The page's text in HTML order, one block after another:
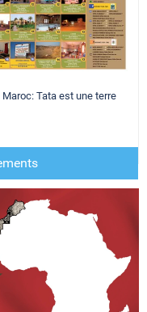
Tata est une terre